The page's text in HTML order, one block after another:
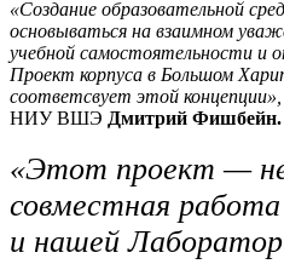
«Создание образовательной
основываться на взаимном
учебной самостоятельности и
Проект корпуса в Большом
соответсвует этой концепции»,
НИУ ВШЭ Дмитрий Фишбейн.
«Этот проект —
совместная
и нашей